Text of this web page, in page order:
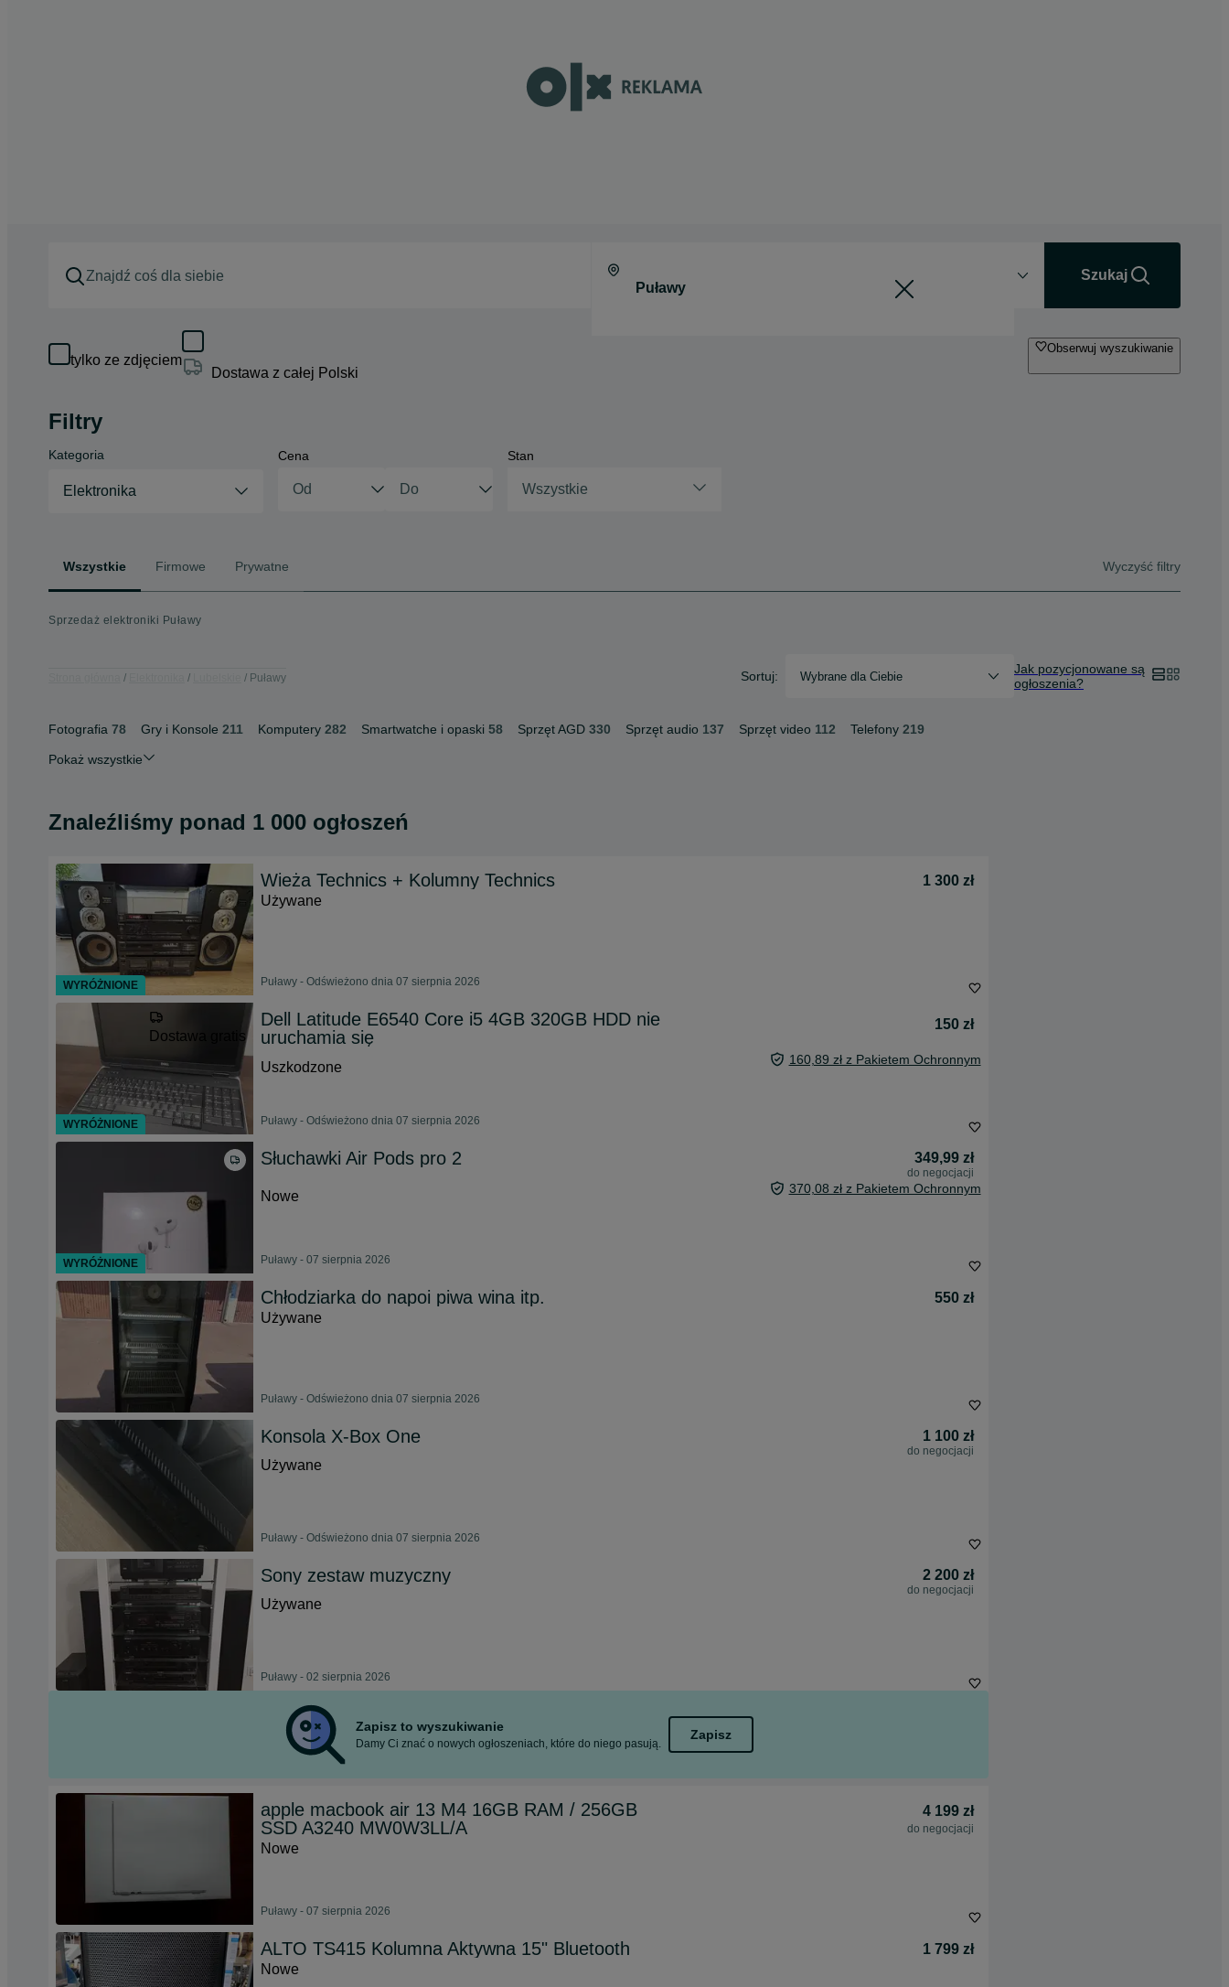
Szukaj
tylko ze zdjęciem
Dostawa z całej Polski
Obserwuj wyszukiwanie
Filtry
Kategoria
Elektronika
Cena Stan
Wszystkie
Wszystkie Firmowe Prywatne Wyczyść filtry
Sprzedaż elektroniki Puławy
Puławy Sortuj: Wybrane dla Ciebie
Jak pozycjonowane są
ogłoszenia?
Fotografia 78 Gry i Konsole 211 Komputery 282 Smartwatche i opaski 58 Sprzęt AGD 330 Sprzęt audio 137 Sprzęt video 112 Telefony 219
Pokaż wszystkie
Znaleźliśmy ponad 1 000 ogłoszeń
Wieża Technics + Kolumny Technics
1 300 zł
Używane
Puławy - Odświeżono dnia 07 sierpnia 2026
Dostawa gratis
Dell Latitude E6540 Core i5 4GB 320GB HDD nie
uruchamia się
150 zł
Uszkodzone 160,89 zł z Pakietem Ochronnym
Puławy - Odświeżono dnia 07 sierpnia 2026
Słuchawki Air Pods pro 2 349,99 zł
do negocjacji
Nowe 370,08 zł z Pakietem Ochronnym
Puławy - 07 sierpnia 2026
Chłodziarka do napoi piwa wina itp.
550 zł
Używane
Puławy - Odświeżono dnia 07 sierpnia 2026
Konsola X-Box One 1 100 zł
do negocjacji
Używane
Puławy - Odświeżono dnia 07 sierpnia 2026
Sony zestaw muzyczny 2 200 zł
do negocjacji
Używane
Puławy - 02 sierpnia 2026
Zapisz to wyszukiwanie
Damy Ci znać o nowych ogłoszeniach, które do niego pasują.
Zapisz
apple macbook air 13 M4 16GB RAM / 256GB
SSD A3240 MW0W3LL/A
4 199 zł
do negocjacji
Nowe
Puławy - 07 sierpnia 2026
ALTO TS415 Kolumna Aktywna 15" Bluetooth
1 799 zł
Nowe
WYRÓŻNIONE
WYRÓŻNIONE
WYRÓŻNIONE